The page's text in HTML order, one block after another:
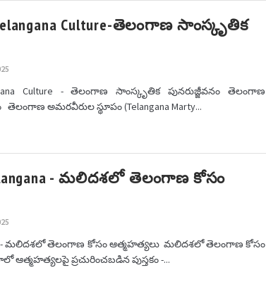
Culture-తెలంగాణ సాంస్కృతిక
Culture - తెలంగాణ సాంస్కృతిక పునరుజ్జీవనం తెలంగాణ
తెలంగాణ అమరవీరుల స్థూపం (Telangana Marty...
- మలిదశలో తెలంగాణ కోసం
- మలిదశలో తెలంగాణ కోసం ఆత్మహత్యలు మలిదశలో తెలంగాణ కోసం
ప్రచురించబడిన పుస్తకం -...